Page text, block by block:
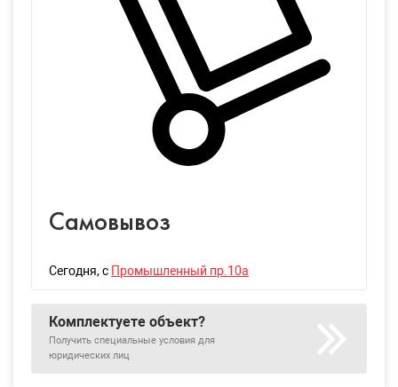
Самовывоз
Сегодня, с Промышленный пр.10а
Комплектуете объект?
Получить специальные условия для
юридических лиц